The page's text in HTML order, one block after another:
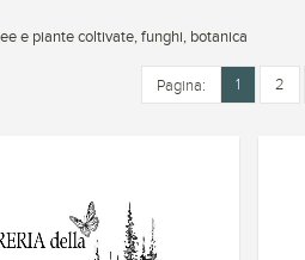
e piante coltivate, funghi, botanica
Pagina: 1 2